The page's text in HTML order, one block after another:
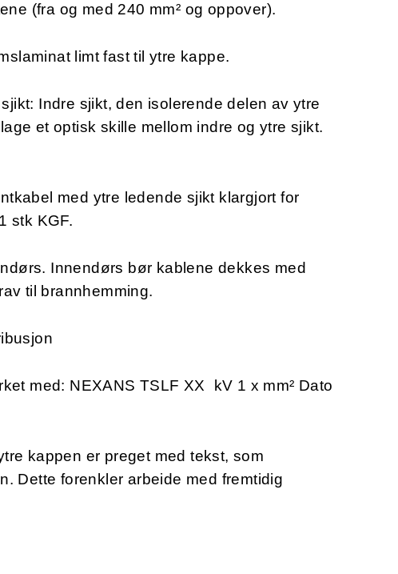
(fra og med 240 mm² og oppover).
limt fast til ytre kappe.
Indre sjikt, den isolerende delen av ytre
et optisk skille mellom indre og ytre sjikt.
med ytre ledende sjikt klargjort for
stk KGF.
Innendørs bør kablene dekkes med
til brannhemming.
med: NEXANS TSLF XX kV 1 x mm² Dato
kappen er preget med tekst, som
Dette forenkler arbeide med fremtidig